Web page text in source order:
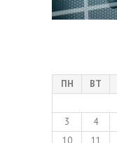
ПН ВТ
3
4
10
11